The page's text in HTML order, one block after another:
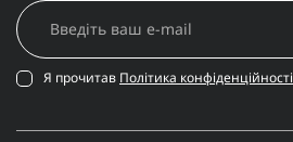
Я прочитав Політика конфіденційності